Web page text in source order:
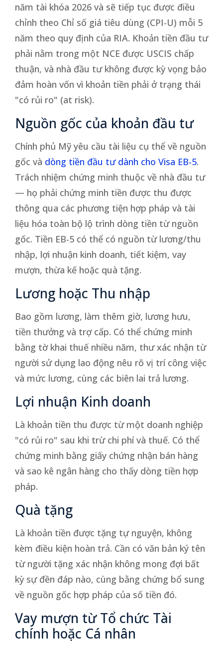
năm tài khóa 2026 và sẽ tiếp tục được điều
chỉnh theo Chỉ số giá tiêu dùng (CPI-U) mỗi 5
năm theo quy định của RIA. Khoản tiền đầu tư
phải nằm trong một NCE được USCIS chấp
thuận, và nhà đầu tư không được kỳ vọng bảo
đảm hoàn vốn vì khoản tiền phải ở trạng thái
"có rủi ro" (at risk).
Nguồn gốc của khoản đầu tư
Chính phủ Mỹ yêu cầu tài liệu cụ thể về nguồn
gốc và dòng tiền đầu tư dành cho Visa EB-5.
Trách nhiệm chứng minh thuộc về nhà đầu tư
— họ phải chứng minh tiền được thu được
thông qua các phương tiện hợp pháp và tài
liệu hóa toàn bộ lộ trình dòng tiền từ nguồn
gốc. Tiền EB-5 có thể có nguồn từ lương/thu
nhập, lợi nhuận kinh doanh, tiết kiệm, vay
mượn, thừa kế hoặc quà tặng.
Lương hoặc Thu nhập
Bao gồm lương, làm thêm giờ, lương hưu,
tiền thưởng và trợ cấp. Có thể chứng minh
bằng tờ khai thuế nhiều năm, thư xác nhận từ
người sử dụng lao động nêu rõ vị trí công việc
và mức lương, cùng các biên lai trả lương.
Lợi nhuận Kinh doanh
Là khoản tiền thu được từ một doanh nghiệp
"có rủi ro" sau khi trừ chi phí và thuế. Có thể
chứng minh bằng giấy chứng nhận bán hàng
và sao kê ngân hàng cho thấy dòng tiền hợp
pháp.
Quà tặng
Là khoản tiền được tặng tự nguyện, không
kèm điều kiện hoàn trả. Cần có văn bản ký tên
từ người tặng xác nhận không mong đợi bất
kỳ sự đền đáp nào, cùng bằng chứng bổ sung
về nguồn gốc hợp pháp của số tiền đó.
Vay mượn từ Tổ chức Tài
chính hoặc Cá nhân